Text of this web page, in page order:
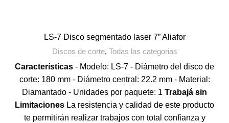
LS-7 Disco segmentado laser 7” Aliafor
Discos de corte, Todas las categorias
Características - Modelo: LS-7 - Diámetro del disco de
corte: 180 mm - Diámetro central: 22.2 mm - Material:
Diamantado - Unidades por paquete: 1 Trabajá sin
Limitaciones La resistencia y calidad de este producto
te permitirán realizar trabajos con total confianza y